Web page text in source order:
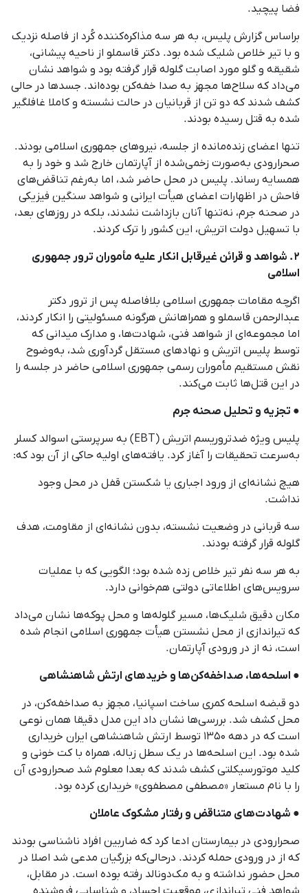
فضا پیچید.
براساس گزارش پلیس، به هر سه مذاکره‌کننده کُرد از فاصله نزدیک
و با تیر خلاص شلیک شده بود. دکتر قاسملو از ناحیه پیشانی،
شقیقه و گلو مورد اصابت گلوله قرار گرفته بود و شواهد نشان
می‌داد که سلاح‌ها مجهز به صدا خفه‌کن بوده‌اند. جسدها در حالی
کشف شدند که دو تن از قربانیان در حالت نشسته و کاملا غافلگیر
شده به قتل رسیده بودند.
تنها اعضای زنده‌مانده از جلسه، نیروهای جمهوری اسلامی بودند.
صحرارودی به‌صورت زخمی‌شده از آپارتمان خارج شد و خود را به
همسایه رساند. پلیس در محل حاضر شد، اما به‌رغم تناقض‌های
فاحش در اظهارات اعضای هیأت ایرانی و شواهد سنگین فیزیکی
در صحنه جرم، نه‌تنها آنان بازداشت نشدند، بلکه در روزهای بعد،
با تسهیل دولت اتریش، این کشور را ترک کردند.
۲. شواهد و قرائن غیرقابل انکار علیه مأموران ترور جمهوری
اسلامی
اگرچه مقامات جمهوری اسلامی بلافاصله پس از ترور دکتر
عبدالرحمن قاسملو و همراهانش هرگونه مسئولیتی را انکار کردند،
اما مجموعه‌ای از شواهد فنی، شهادت‌ها، و مدارک میدانی که
توسط پلیس اتریش و نهادهای مستقل گردآوری شد، به‌وضوح
نقش مستقیم مأموران رسمی جمهوری اسلامی حاضر در جلسه را
در این قتل‌ها ثابت می‌کند.
● تجزیه و تحلیل صحنه جرم
پلیس ویژه ضدتروریسم اتریش (EBT) به سرپرستی اسوالد کسلر
به‌سرعت تحقیقات را آغاز کرد. یافته‌های اولیه حاکی از آن بود که:
هیچ نشانه‌ای از ورود اجباری یا شکستن قفل در محل وجود
نداشت.
سه قربانی در وضعیت نشسته، بدون نشانه‌ای از مقاومت، هدف
گلوله قرار گرفته بودند.
به هر سه نفر تیر خلاص زده شده بود؛ الگویی که با عملیات
سرویس‌های اطلاعاتی دولتی هم‌خوانی دارد.
مکان دقیق شلیک‌ها، مسیر گلوله‌ها و محل پوکه‌ها نشان می‌داد
که تیراندازی از محل نشستن هیأت جمهوری اسلامی انجام شده
است، نه از در ورودی آپارتمان.
● اسلحه‌ها، صداخفه‌کن‌ها و خریدهای ارتش شاهنشاهی
دو قبضه اسلحه کمری ساخت اسپانیا، مجهز به صداخفه‌کن، در
محل کشف شد. بررسی‌ها نشان داد این مدل دقیقا همان نوعی
است که در دهه ۱۳۵۰ توسط ارتش شاهنشاهی ایران خریداری
شده بود. این اسلحه‌ها در یک سطل زباله، همراه با کت خونی و
کلید موتورسیکلتی کشف شدند که بعدا معلوم شد صحرارودی آن
را با نام مستعار «مصطفی مصطفوی» خریداری کرده بود.
● شهادت‌های متناقض و رفتار مشکوک عاملان
صحرارودی در بیمارستان ادعا کرد که ضاربین افراد ناشناسی بودند
که از در ورودی حمله کردند. درحالی‌که بزرگیان مدعی شد اصلا در
محل حضور نداشته و به مک‌دونالد رفته بوده است. در مقابل،